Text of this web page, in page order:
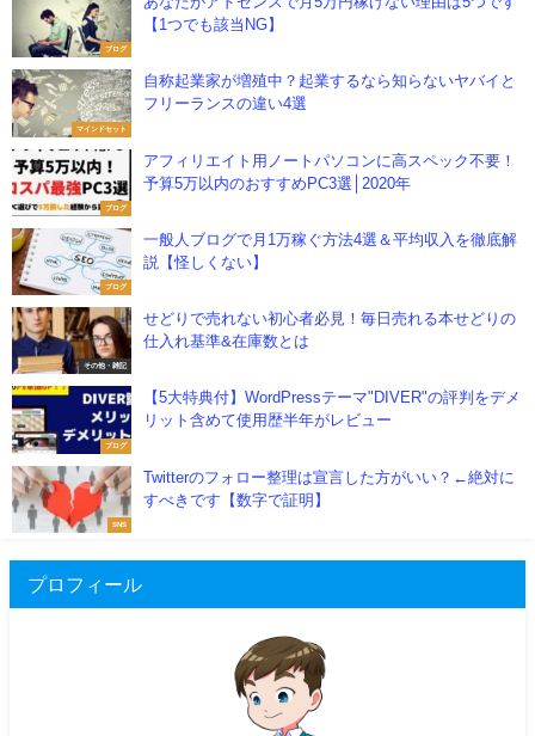
ブログ
【1つでも該当NG】
マインドセット
自称起業家が増殖中？起業するなら知らないヤバイと
フリーランスの違い4選
ブログ
アフィリエイト用ノートパソコンに高スペック不要！
予算5万以内のおすすめPC3選│2020年
ブログ
一般人ブログで月1万稼ぐ方法4選＆平均収入を徹底解
説【怪しくない】
その他・雑記
せどりで売れない初心者必見！毎日売れる本せどりの
仕入れ基準&在庫数とは
ブログ
【5大特典付】WordPressテーマ"DIVER"の評判をデメ
リット含めて使用歴半年がレビュー
SNS
Twitterのフォロー整理は宣言した方がいい？←絶対に
すべきです【数字で証明】
プロフィール